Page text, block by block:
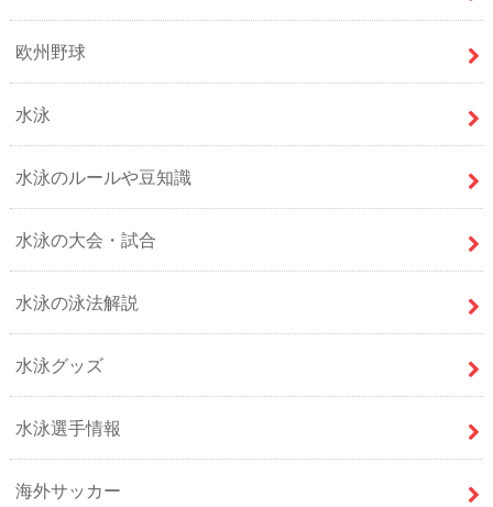
欧州野球
水泳
水泳のルールや豆知識
水泳の大会・試合
水泳の泳法解説
水泳グッズ
水泳選手情報
海外サッカー